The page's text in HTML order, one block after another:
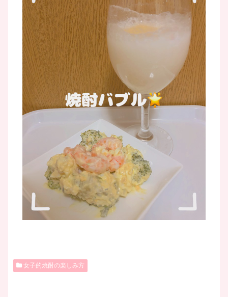
女子的焼酎の楽しみ方